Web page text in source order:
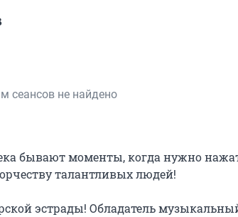
сеансов не найдено
бывают моменты, когда нужно
талантливых людей!
эстрады! Обладатель